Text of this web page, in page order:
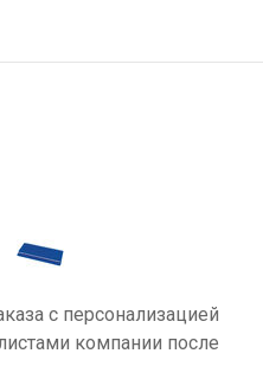
с персонализацией
компании после